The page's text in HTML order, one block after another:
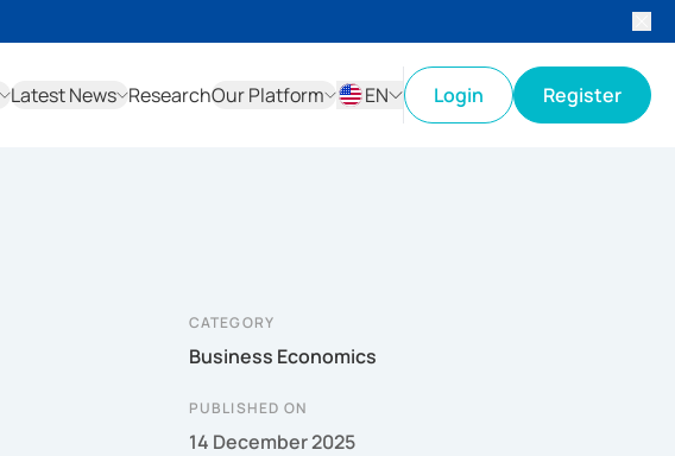
Latest News ResearchOur Platform
EN
Login Register
CATEGORY
Business Economics
PUBLISHED ON
14 December 2025